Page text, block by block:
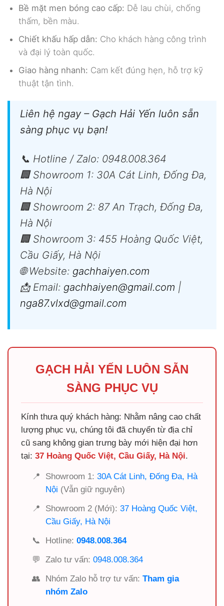
Bề mặt men bóng cao cấp: Dễ lau chùi, chống
thấm, bền màu.
Chiết khấu hấp dẫn: Cho khách hàng công trình
và đại lý toàn quốc.
Giao hàng nhanh: Cam kết đúng hẹn, hỗ trợ kỹ
thuật tận tình.
Liên hệ ngay – Gạch Hải Yến luôn sẵn
sàng phục vụ bạn!
📞 Hotline / Zalo: 0948.008.364
🏢 Showroom 1: 30A Cát Linh, Đống Đa,
Hà Nội
🏢 Showroom 2: 87 An Trạch, Đống Đa,
Hà Nội
🏢 Showroom 3: 455 Hoàng Quốc Việt,
Cầu Giấy, Hà Nội
🌐 Website: gachhaiyen.com
📩 Email: gachhaiyen@gmail.com |
nga87.vlxd@gmail.com
GẠCH HẢI YẾN LUÔN SẴN
SÀNG PHỤC VỤ
Kính thưa quý khách hàng: Nhằm nâng cao chất
lượng phục vụ, chúng tôi đã chuyển từ địa chỉ
cũ sang không gian trưng bày mới hiện đại hơn
tại: 37 Hoàng Quốc Việt, Cầu Giấy, Hà Nội.
📍 Showroom 1: 30A Cát Linh, Đống Đa, Hà
Nội (Vẫn giữ nguyên)
📍
Showroom 2 (Mới): 37 Hoàng Quốc Việt,
Cầu Giấy, Hà Nội
📞
Hotline: 0948.008.364
💬
Zalo tư vấn: 0948.008.364
👥
Nhóm Zalo hỗ trợ tư vấn: Tham gia
nhóm Zalo